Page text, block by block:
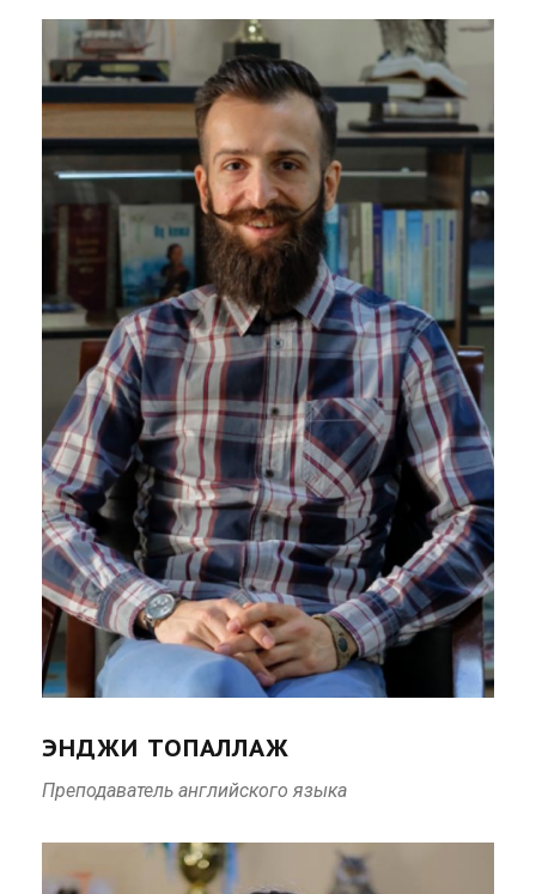
ЭНДЖИ ТОПАЛЛАЖ
Преподаватель английского языка